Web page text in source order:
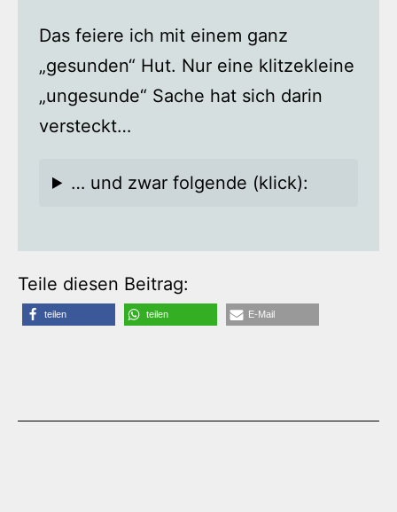
Das feiere ich mit einem ganz
„gesunden“ Hut. Nur eine klitzekleine
„ungesunde“ Sache hat sich darin
versteckt…
… und zwar folgende (klick):
Teile diesen Beitrag:
teilen teilen E-Mail